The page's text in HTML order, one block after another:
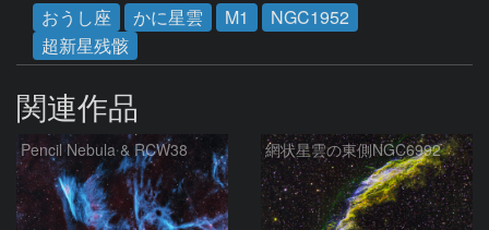
おうし座
かに星雲 M1
NGC1952
超新星残骸
関連作品
Pencil Nebula & RCW38 網状星雲の東側NGC6992